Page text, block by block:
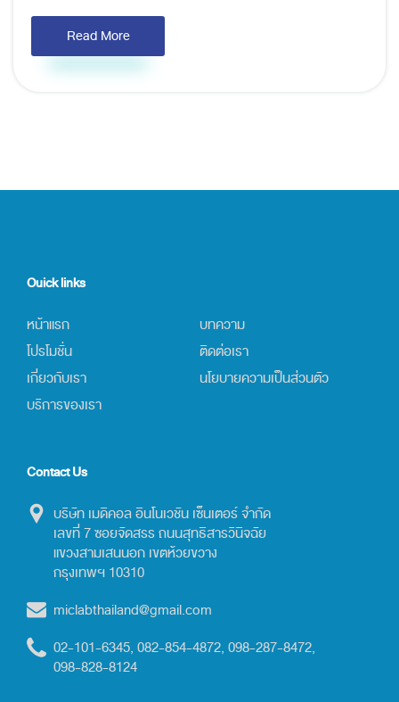
Read More
Ouick links
หน้าแรก
โปรโมชั่น
เกี่ยวกับเรา
บริการของเรา
บทความ
ติดต่อเรา
นโยบายความเป็นส่วนตัว
Contact Us
บริษัท เมดิคอล อินโนเวชัน เซ็นเตอร์ จำกัด
เลขที่ 7 ซอยจัดสรร ถนนสุทธิสารวินิจฉัย
แขวงสามเสนนอก เขตห้วยขวาง
กรุงเทพฯ 10310
miclabthailand@gmail.com
02-101-6345, 082-854-4872, 098-287-8472,
098-828-8124